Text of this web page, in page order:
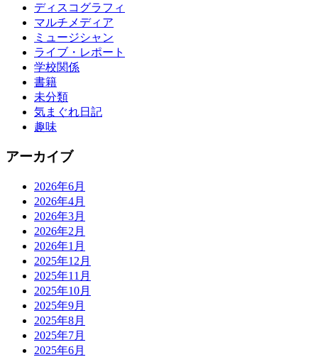
ディスコグラフィ
マルチメディア
ミュージシャン
ライブ・レポート
学校関係
書籍
未分類
気まぐれ日記
趣味
アーカイブ
2026年6月
2026年4月
2026年3月
2026年2月
2026年1月
2025年12月
2025年11月
2025年10月
2025年9月
2025年8月
2025年7月
2025年6月